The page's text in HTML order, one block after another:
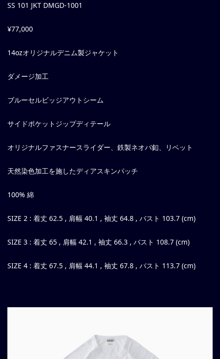
SS 101 JKT DMGD-1001
¥77,000
14ozオリジナルデニム製ジャケット
ダメージ加工
ブルーセルビッジアウトシーム
サイドポケットジップディテール
オリジナルファスナースライダー、鉄製ネオバ釦、リベット
天然染色加工を施したディアスキンパッチ
100% 綿
SIZE 2 : 着丈 62.5 , 肩幅 40.1 , 袖丈 64.8 , バスト 103.7 (cm)
SIZE 3 : 着丈 65 , 肩幅 42.1 , 袖丈 66.3 , バスト 108.7 (cm)
SIZE 4 : 着丈 67.5 , 肩幅 44.1 , 袖丈 67.8 , バスト 113.7 (cm)